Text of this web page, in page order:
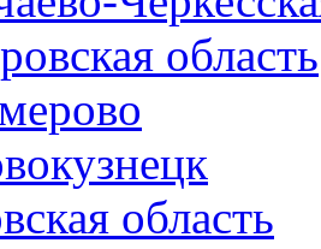
область
область